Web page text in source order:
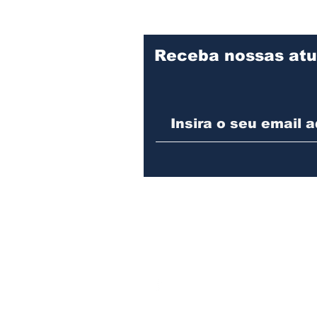
Assis
Receba nossas